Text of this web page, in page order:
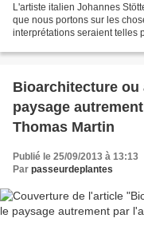
L'artiste italien Johannes
que nous portons sur les
interprétations seraient telles
Bioarchitecture
paysage
Thomas Martin
Publié le 25/09/2013 à 13:13
Par passeurdeplantes